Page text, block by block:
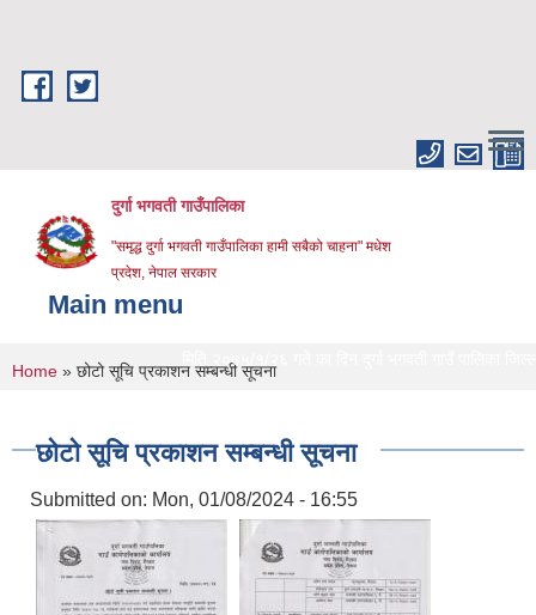
दुर्गा भगवती गाउँपालिका
"समृद्ध दुर्गा भगवती गाउँपालिका हामी सबैको चाहना" मधेश
प्रदेश, नेपाल सरकार
Main menu
मिति २०७५/१/२६ गते का दिन दुर्गा भगवती गाउँ पालिका
You are here
Home » छोटो सूचि प्रकाशन सम्बन्धी सूचना
छोटो सूचि प्रकाशन सम्बन्धी सूचना
Submitted on: Mon, 01/08/2024 - 16:55